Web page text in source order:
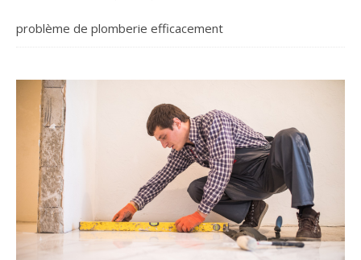
problème de plomberie efficacement